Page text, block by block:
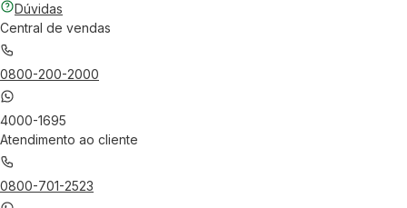
Dúvidas
Central de vendas
0800-200-2000
4000-1695
Atendimento ao cliente
0800-701-2523